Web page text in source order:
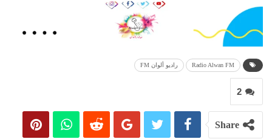
Radio Alwan FM راديو ألوان FM
2
Share